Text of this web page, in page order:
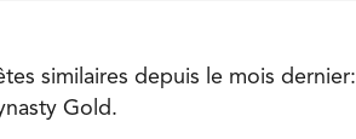
similaires depuis le mois dernier:
Gold.